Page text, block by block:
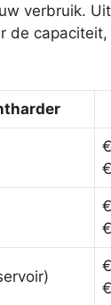
verbruik.
de